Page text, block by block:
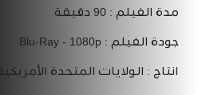
مدة الفيلم : 90 دقيقة
جودة الفيلم : Blu-Ray - 1080p
انتاج : الولايات المتحدة الأمريكية